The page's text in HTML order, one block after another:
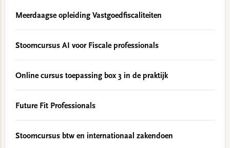
Meerdaagse opleiding Vastgoedfiscaliteiten
Stoomcursus AI voor Fiscale professionals
Online cursus toepassing box 3 in de praktijk
Future Fit Professionals
Stoomcursus btw en internationaal zakendoen